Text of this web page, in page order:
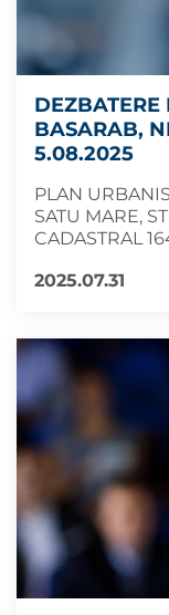
DEZBATERE
BASARAB,
5.08.2025
PLAN
SATU MARE,
CADASTRAL
2025.07.31